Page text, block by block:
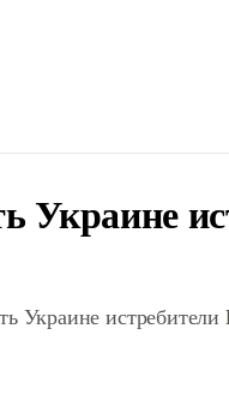
Украине
Украине истребители